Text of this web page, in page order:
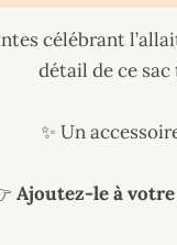
célébrant
détail de ce
✨ Un
Ajoutez-le à